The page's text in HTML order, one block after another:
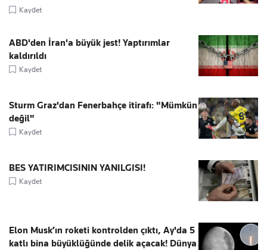
Kaydet
ABD'den İran'a büyük jest! Yaptırımlar
kaldırıldı
Kaydet
Sturm Graz'dan Fenerbahçe itirafı: "Mümkün
değil"
Kaydet
BES YATIRIMCISININ YANILGISI!
Kaydet
Elon Musk’ın roketi kontrolden çıktı, Ay'da 5
katlı bina büyüklüğünde delik açacak! Dünya